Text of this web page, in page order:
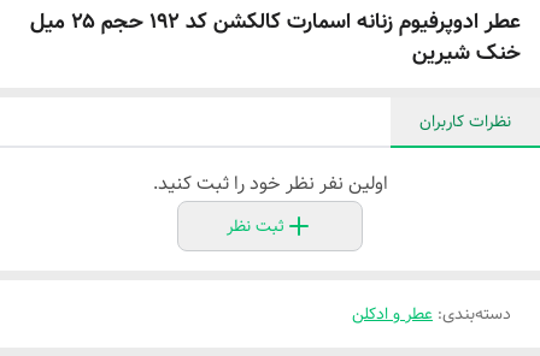
عطر ادوپرفیوم زنانه اسمارت کالکشن کد ۱۹۲ حجم ۲۵ میل
خنک شیرین
نظرات کاربران
اولین نفر نظر خود را ثبت کنید.
ثبت نظر
دسته‌بندی: عطر و ادکلن